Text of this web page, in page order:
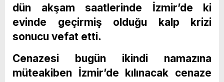
dün akşam saatlerinde İzmir’de ki
evinde geçirmiş olduğu kalp krizi
sonucu vefat etti.
Cenazesi bugün ikindi namazına
müteakiben İzmir’de kılınacak cenaze